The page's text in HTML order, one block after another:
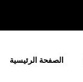
الصفحة الرئيسية